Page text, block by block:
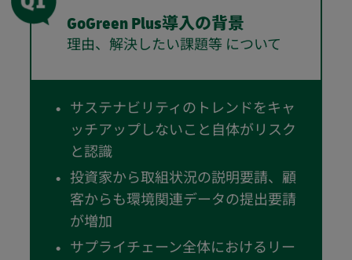
GoGreen Plus導入の背景
理由、解決したい課題等 について
サステナビリティのトレンドをキャ
ッチアップしないこと自体がリスク
と認識
投資家から取組状況の説明要請、顧
客からも環境関連データの提出要請
が増加
サプライチェーン全体におけるリー